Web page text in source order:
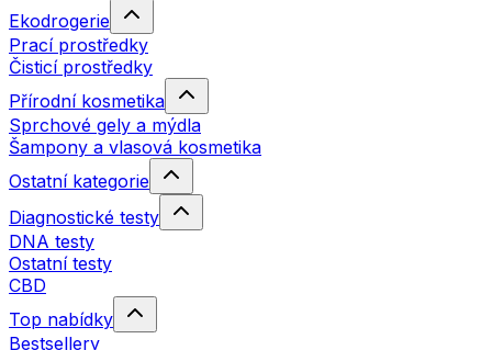
Ekodrogerie
Prací prostředky
Čisticí prostředky
Přírodní kosmetika
Sprchové gely a mýdla
Šampony a vlasová kosmetika
Ostatní kategorie
Diagnostické testy
DNA testy
Ostatní testy
CBD
Top nabídky
Bestsellery